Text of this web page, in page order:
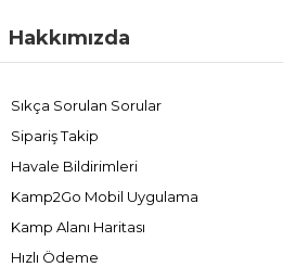
Hakkımızda
Sıkça Sorulan Sorular
Sipariş Takip
Havale Bildirimleri
Kamp2Go Mobil Uygulama
Kamp Alanı Haritası
Hızlı Ödeme